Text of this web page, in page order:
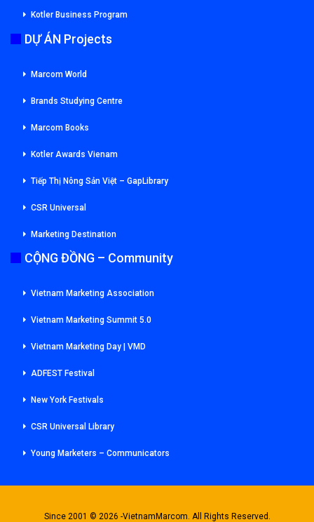
Kotler Business Program
DỰ ÁN Projects
Marcom World
Brands Studying Centre
Marcom Books
Kotler Awards Vienam
Tiếp Thị Nông Sản Việt – GapLibrary
CSR Universal
Marketing Destination
CỘNG ĐỒNG – Community
Vietnam Marketing Association
Vietnam Marketing Summit 5.0
Vietnam Marketing Day | VMD
ADFEST Festival
New York Festivals
CSR Universal Library
Young Marketers – Communicators
Since 2001 © 2026 -VietnamMarcom. All Rights Reserved.